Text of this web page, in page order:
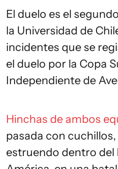
El duelo es el
la Universidad de
incidentes que se
el duelo por la Copa
Independiente de
Hinchas de ambos
pasada con
estruendo dentro del